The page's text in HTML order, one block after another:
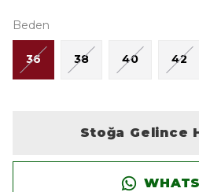
Beden
36 38 40 42
Stoğa Gelince